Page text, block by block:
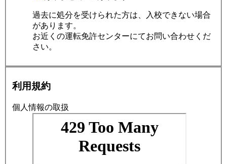
過去に処分を受けられた方は、入校できない場合
があります。
お近くの運転免許センターにてお問い合わせくだ
さい。
利用規約
個人情報の取扱